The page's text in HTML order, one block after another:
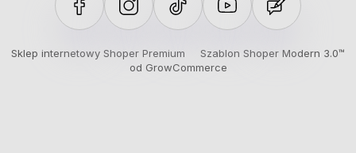
Sklep internetowy Shoper Premium
Szablon Shoper Modern 3.0™
od GrowCommerce